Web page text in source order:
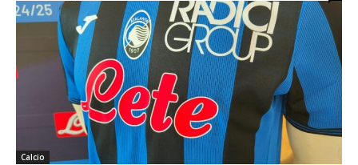
Calcio